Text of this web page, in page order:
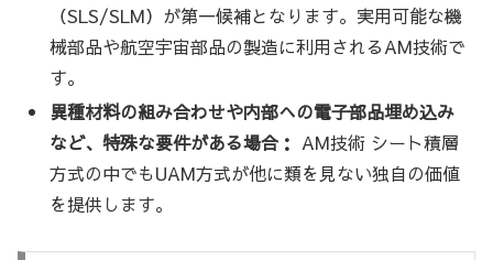
（SLS/SLM）が第一候補となります。実用可能な機
械部品や航空宇宙部品の製造に利用されるAM技術で
す。
異種材料の組み合わせや内部への電子部品埋め込み
など、特殊な要件がある場合： AM技術 シート積層
方式の中でもUAM方式が他に類を見ない独自の価値
を提供します。